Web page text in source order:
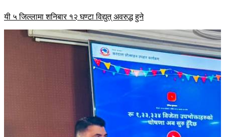
यी ५ जिल्लामा शनिबार १२ घण्टा विद्युत् अवरुद्ध हुने